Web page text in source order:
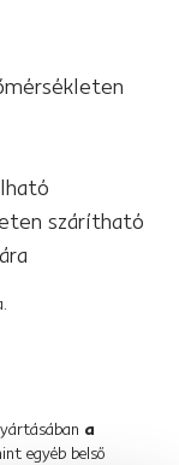
szárítható
a
egyéb belső